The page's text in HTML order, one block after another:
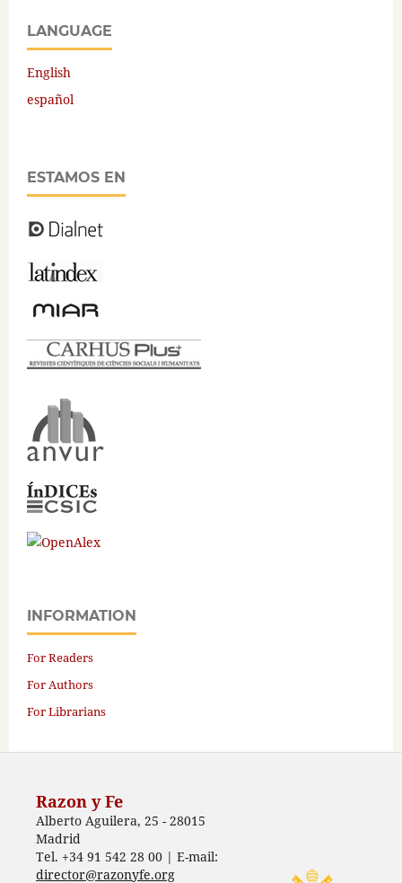
LANGUAGE
English
español
ESTAMOS EN
INFORMATION
For Readers
For Authors
For Librarians
Razon y Fe
Alberto Aguilera, 25 - 28015
Madrid
Tel. +34 91 542 28 00 | E-mail:
director@razonyfe.org